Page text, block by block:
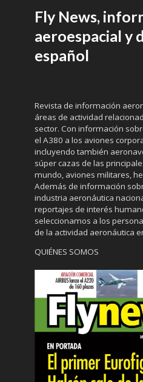
Fly News,
aeroespacial y
español
Revista de información
áreas de actividad
sector. Con información
el A380 a los aviones
incluyendo también
súper cazas de las
mundo, aviones militares,
Además de información
industria aeronáutica
reportajes de interés
seleccionamos a los
de la actividad aeronáutica
QUIÉNES SOMOS